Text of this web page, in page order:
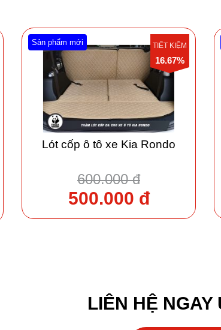
Sản phẩm mới TIẾT KIỆM
16.67%
Lót cốp ô tô xe Kia Rondo
600.000 đ
500.000 đ
LIÊN HỆ